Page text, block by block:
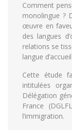
Comment
monolingue ?
œuvre en
des langues
relations se
langue
Cette étude
intitulées
Délégation
France
l’immigration.